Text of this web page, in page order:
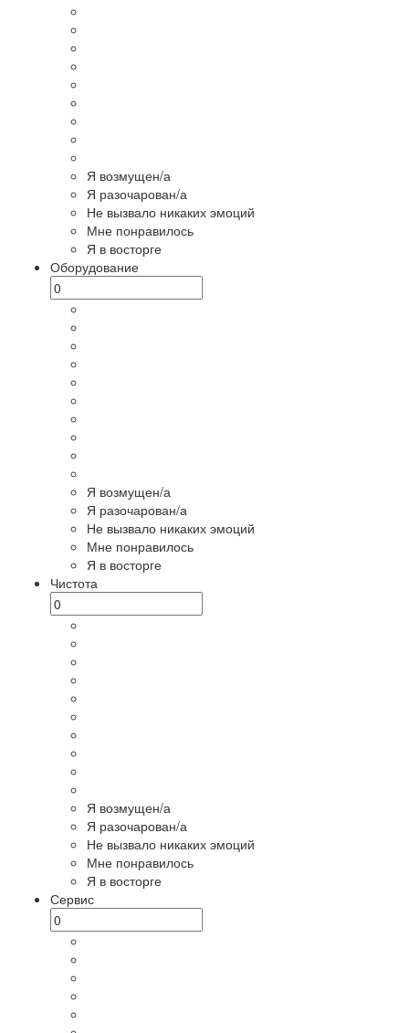
Я возмущен/а
Я разочарован/а
Не вызвало никаких эмоций
Мне понравилось
Я в восторге
Оборудование
Я возмущен/а
Я разочарован/а
Не вызвало никаких эмоций
Мне понравилось
Я в восторге
Чистота
Я возмущен/а
Я разочарован/а
Не вызвало никаких эмоций
Мне понравилось
Я в восторге
Сервис